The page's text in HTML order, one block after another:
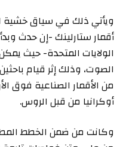
ويأتي ذلك في سياق خشية
أقمار ستارلينك -إن حدث
الولايات المتحدة- حيث
الصوت، وذلك إثر قيام
من الأقمار الصناعية فوق
أوكرانيا من قبل الروس.
وكانت من ضمن الخطط